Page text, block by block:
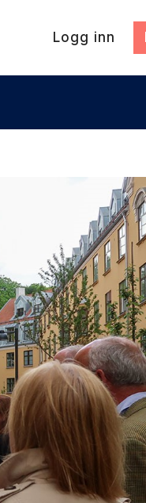
Logg inn